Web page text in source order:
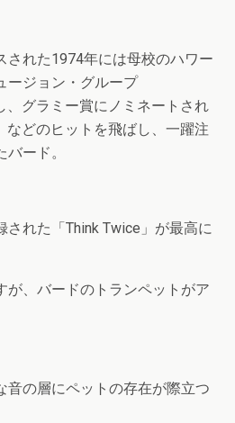
された1974年には母校のハワー
ージョン・グループ
、グラミー賞にノミネートされ
などのヒットを飛ばし、一躍注
ード。
された「Think Twice」が最高に
が、バードのトランペットがア
音の層にペットの存在が際立つ